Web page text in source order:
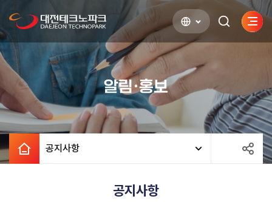
검색하기사이
열기
알림·홍보
공지사항
공지사항